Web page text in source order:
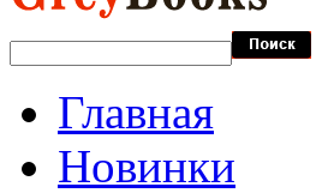
Главная
Новинки